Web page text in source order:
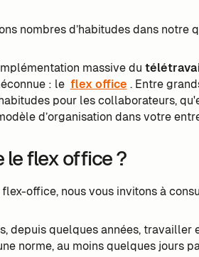
nombres d’habitudes dans
massive du
: le flex office . Entre
pour les collaborateurs,
d’organisation dans votre
le flex office ?
office, nous vous invitons à
depuis quelques années,
norme, au moins quelques jours